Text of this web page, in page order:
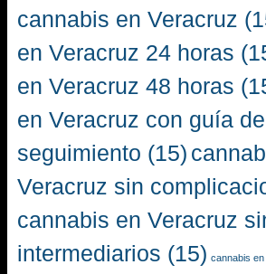
cannabis en Veracruz
en Veracruz 24 horas
en Veracruz 48 horas
en Veracruz con guía de
seguimiento (15)
Veracruz sin
cannabis en Veracruz
intermediarios (15) cannabis